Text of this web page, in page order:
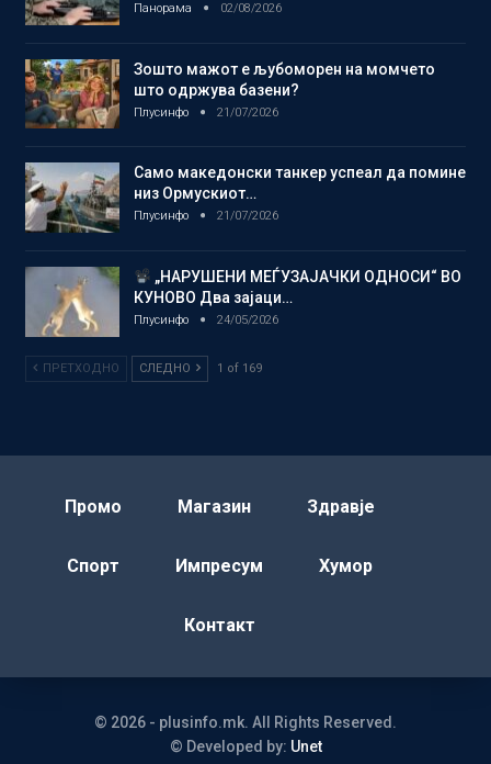
Панорама 02/08/2026
Зошто мажот е љубоморен на момчето
што одржува базени?
Плусинфо 21/07/2026
Само македонски танкер успеал да помине
низ Ормускиот…
Плусинфо 21/07/2026
„НАРУШЕНИ МЕЃУЗАЈАЧКИ ОДНОСИ“ ВО
КУНОВО Два зајаци…
Плусинфо 24/05/2026
ПРЕТХОДНО СЛЕДНО 1 of 169
Промо Магазин Здравје
Спорт Импресум Хумор
Контакт
© 2026 - plusinfo.mk. All Rights Reserved.
© Developed by: Unet